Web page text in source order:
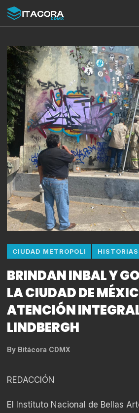
CIUDAD METROPOLI
BRINDAN INBAL Y
LA CIUDAD DE
ATENCIÓN
LINDBERGH
By Bitácora CDMX
REDACCIÓN
El Instituto Nacional de Bellas